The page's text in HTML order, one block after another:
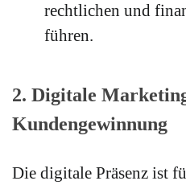
rechtlichen und
führen.
2. Digitale
Kundengewinnung
Die digitale Präsenz ist